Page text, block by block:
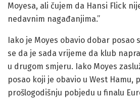
Moyesa, ali čujem da Hansi Flick
nedavnim nagađanjima.”
Iako je Moyes obavio dobar posao
se da je sada vrijeme da klub
u drugom smjeru. Iako Moyes
posao koji je obavio u West Hamu,
prošlogodišnju pobjedu u finalu